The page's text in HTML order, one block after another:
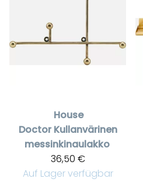
House
Doctor Kullanvärinen
messinkinaulakko
36,50 €
Auf Lager verfügbar